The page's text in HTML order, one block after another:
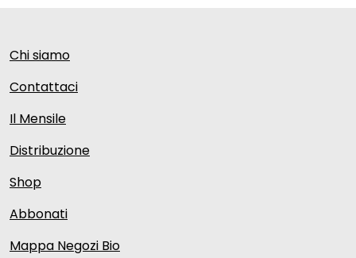
Chi siamo
Contattaci
Il Mensile
Distribuzione
Shop
Abbonati
Mappa Negozi Bio